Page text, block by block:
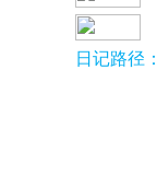
日记路径：